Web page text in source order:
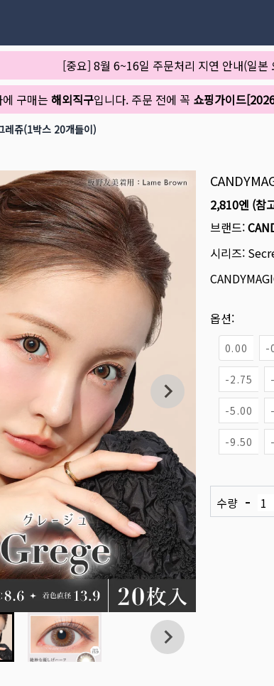
[중요] 8월 6~16일 주문처리 지연 안내(일본
구매는 해외직구입니다. 주문 전에 꼭 쇼핑가이드
레쥬(1박스 20개들이)
2,810엔 (참
브랜드:
시리즈:
옵션:
0.00 -
-2.75
-5.00
-9.50
수량 -